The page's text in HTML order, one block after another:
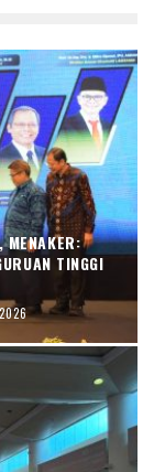
MENAKER:
TINGGI